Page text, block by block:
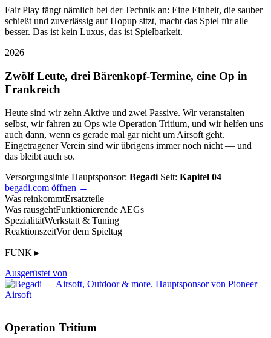
Fair Play fängt nämlich bei der Technik an: Eine Einheit, die sauber
schießt und zuverlässig auf Hopup sitzt, macht das Spiel für alle
besser. Das ist kein Luxus, das ist Spielbarkeit.
2026
Zwölf Leute, drei Bärenkopf-Termine, eine Op in
Frankreich
Heute sind wir zehn Aktive und zwei Passive. Wir veranstalten
selbst, wir fahren zu Ops wie Operation Tritium, und wir helfen uns
auch dann, wenn es gerade mal gar nicht um Airsoft geht.
Eingetragener Verein sind wir übrigens immer noch nicht — und
das bleibt auch so.
Versorgungslinie Hauptsponsor: Begadi Seit: Kapitel 04
begadi.com öffnen →
Was reinkommtErsatzteile
Was rausgehtFunktionierende AEGs
SpezialitätWerkstatt & Tuning
ReaktionszeitVor dem Spieltag
FUNK ▸
Ausgerüstet von
Operation Tritium